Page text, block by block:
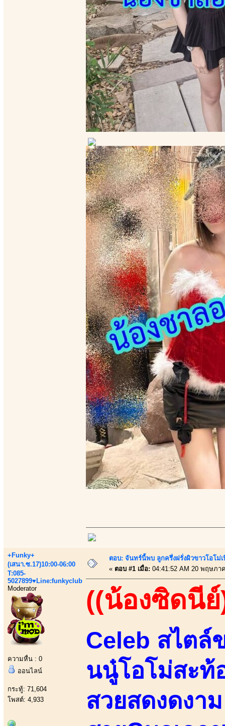
+Funky+
(เสนา.ซ.17)10:00-06:00
T:085-
5027899♥Line:funkyclub
Moderator
ความหื่น : 0
ออนไลน์
กระทู้: 71,604
โพสต์: 4,933
ตอบ: จันทร์นี้พบ ลูกครึ่งฝรั่งผิวขาวโอโม่
« ตอบ #1 เมื่อ: 04:41:52 AM 20 พฤษภา
((น้องซิดนี
Celeb สไตล์
นนู๋โอโม่สะท้
สวยสดงดงา